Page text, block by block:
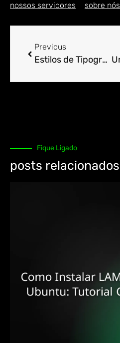
nossos servidores sobre nós
Previous
Estilos de Tipografia Tendência para Sites WordPress em 2023
Fique Ligado
posts relacionados